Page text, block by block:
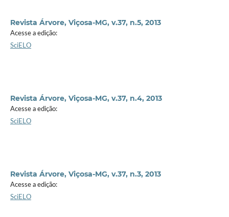
Revista Árvore, Viçosa-MG, v.37, n.5, 2013
Acesse a edição:
SciELO
Revista Árvore, Viçosa-MG, v.37, n.4, 2013
Acesse a edição:
SciELO
Revista Árvore, Viçosa-MG, v.37, n.3, 2013
Acesse a edição:
SciELO